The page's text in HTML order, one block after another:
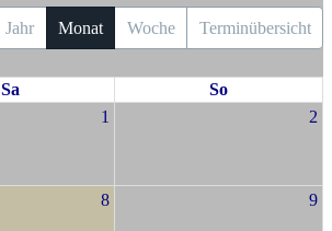
Jahr Monat Woche Terminübersicht
Sa
So
1 2
8 9